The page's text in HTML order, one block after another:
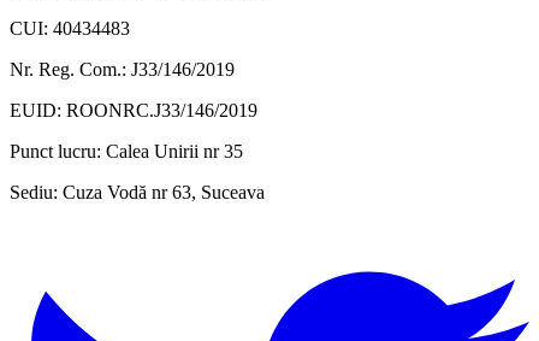
CUI: 40434483
Nr. Reg. Com.: J33/146/2019
EUID: ROONRC.J33/146/2019
Punct lucru: Calea Unirii nr 35
Sediu: Cuza Vodă nr 63, Suceava